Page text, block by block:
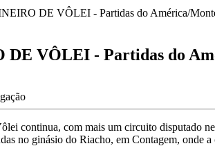
VÔLEI - Partidas do
continua, com mais um circuito disputado
no ginásio do Riacho, em Contagem, onde